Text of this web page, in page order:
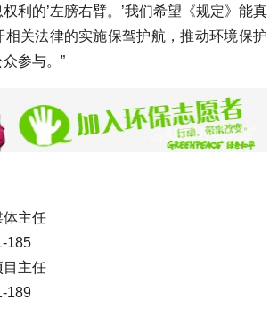
利的’左膀右臂。’我们希望《规定》能真
相关法律的实施保驾护航，推动环境保护
参与。”
体主任
185
目主任
189